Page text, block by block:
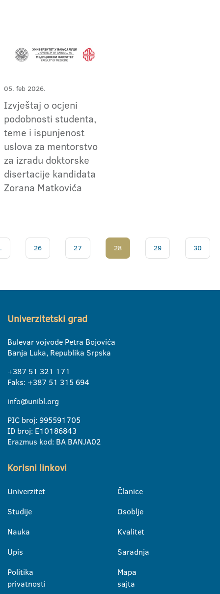
05. feb 2026.
Izvještaj o ocjeni
podobnosti studenta,
teme i ispunjenost
uslova za mentorstvo
za izradu doktorske
disertacije kandidata
Zorana Matkovića
26 27 28 29 30
Univerzitetski grad
Bulevar vojvode Petra Bojovića
Banja Luka, Republika Srpska
+387 51 321 171
Faks: +387 51 315 694
info@unibl.org
PIC broj: 995591705
ID broj: E10186843
Erazmus kod: BA BANJA02
Korisni linkovi
Univerzitet
Studije
Nauka
Upis
Politika
privatnosti
Članice
Osoblje
Kvalitet
Saradnja
Mapa
sajta